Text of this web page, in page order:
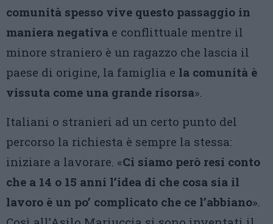
comunità spesso vive questo passaggio in
maniera negativa e conflittuale mentre il
minore straniero è un ragazzo che lascia il
paese di origine, la famiglia e la comunità è
vissuta come una grande risorsa».
Italiani o stranieri ad un certo punto del
percorso la richiesta è sempre la stessa:
iniziare a lavorare. «Ci siamo però resi conto
che a 14 o 15 anni l’idea di che cosa sia il
lavoro è un po’ complicato che ce l’abbiano».